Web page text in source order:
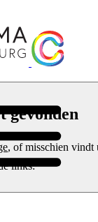
gevonden
, of misschien vindt
links: